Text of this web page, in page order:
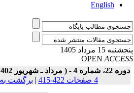
English
15 مرداد 1405
OPEN
شماره 4 - ( مرداد ـ شهریور 1402 )
|برگشت به